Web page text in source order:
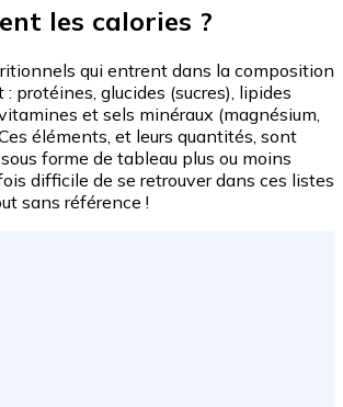
les calories ?
qui entrent dans la composition
protéines, glucides (sucres), lipides
et sels minéraux (magnésium,
éléments, et leurs quantités, sont
forme de tableau plus ou moins
difficile de se retrouver dans ces listes
sans référence !